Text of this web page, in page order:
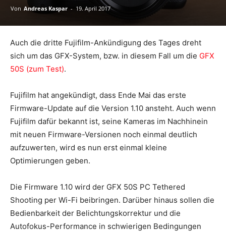
Von Andreas Kaspar - 19. April 2017
Auch die dritte Fujifilm-Ankündigung des Tages dreht
sich um das GFX-System, bzw. in diesem Fall um die GFX
50S (zum Test).
Fujifilm hat angekündigt, dass Ende Mai das erste
Firmware-Update auf die Version 1.10 ansteht. Auch wenn
Fujifilm dafür bekannt ist, seine Kameras im Nachhinein
mit neuen Firmware-Versionen noch einmal deutlich
aufzuwerten, wird es nun erst einmal kleine
Optimierungen geben.
Die Firmware 1.10 wird der GFX 50S PC Tethered
Shooting per Wi-Fi beibringen. Darüber hinaus sollen die
Bedienbarkeit der Belichtungskorrektur und die
Autofokus-Performance in schwierigen Bedingungen